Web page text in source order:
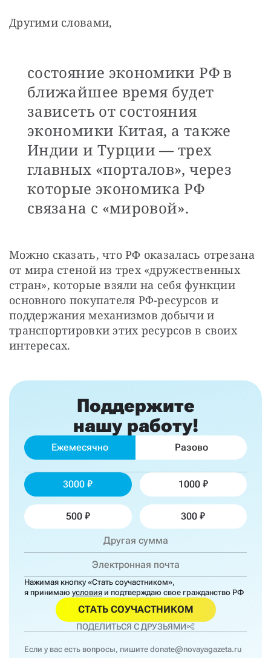
Другими словами,
состояние экономики РФ в
ближайшее время будет
зависеть от состояния
экономики Китая, а также
Индии и Турции — трех
главных «порталов», через
которые экономика РФ
связана с «мировой».
Можно сказать, что РФ оказалась отрезана
от мира стеной из трех «дружественных
стран», которые взяли на себя функции
основного покупателя РФ-ресурсов и
поддержания механизмов добычи и
транспортировки этих ресурсов в своих
интересах.
Поддержите
нашу работу!
Ежемесячно Разово
3000 1000
500 300
Нажимая кнопку «Стать соучастником»,
я принимаю условия и подтверждаю свое гражданство РФ
СТАТЬ СОУЧАСТНИКОМ
ПОДЕЛИТЬСЯ С ДРУЗЬЯМИ
Если у вас есть вопросы, пишите donate@novayagazeta.ru